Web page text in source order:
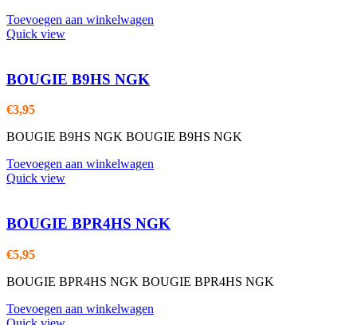
Toevoegen aan winkelwagen
Quick view
BOUGIE B9HS NGK
€3,95
BOUGIE B9HS NGK BOUGIE B9HS NGK
Toevoegen aan winkelwagen
Quick view
BOUGIE BPR4HS NGK
€5,95
BOUGIE BPR4HS NGK BOUGIE BPR4HS NGK
Toevoegen aan winkelwagen